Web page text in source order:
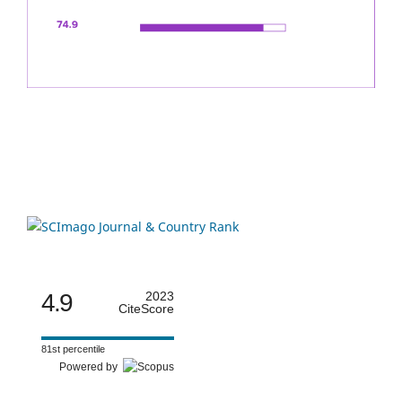
4.9
2023
CiteScore
81st percentile
Powered by